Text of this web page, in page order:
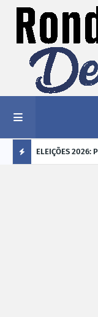
a mais ELEIÇÕES